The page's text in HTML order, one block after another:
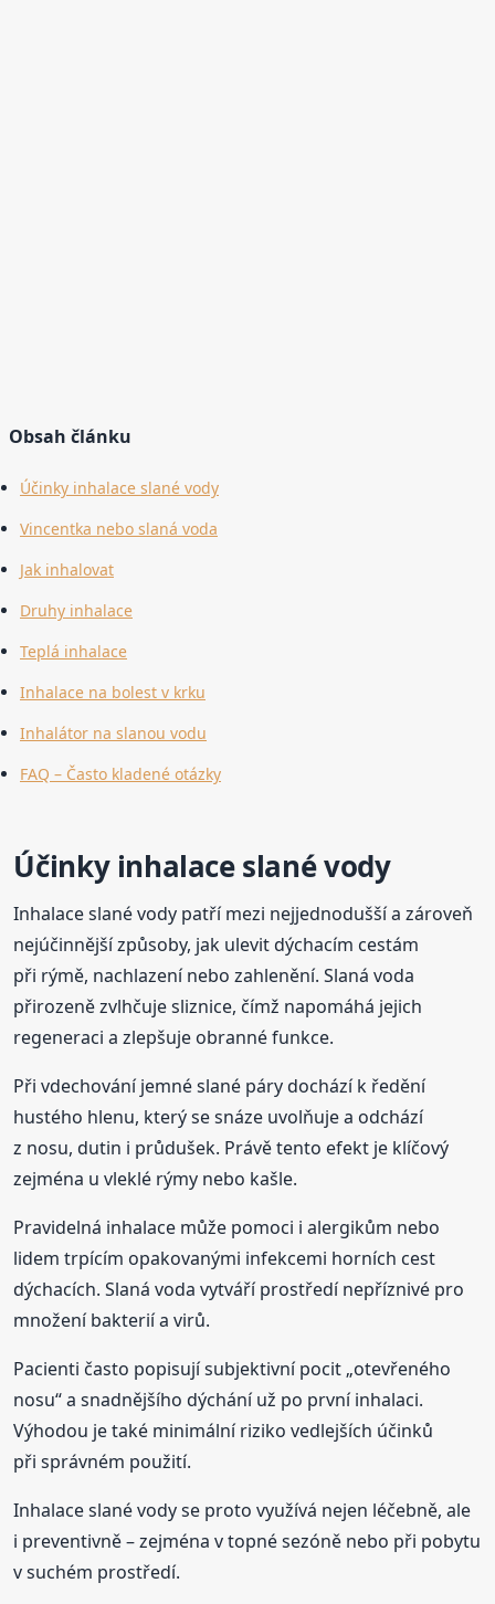
Obsah článku
Účinky inhalace slané vody
Vincentka nebo slaná voda
Jak inhalovat
Druhy inhalace
Teplá inhalace
Inhalace na bolest v krku
Inhalátor na slanou vodu
FAQ – Často kladené otázky
Účinky inhalace slané vody
Inhalace slané vody patří mezi nejjednodušší a zároveň
nejúčinnější způsoby, jak ulevit dýchacím cestám
při rýmě, nachlazení nebo zahlenění. Slaná voda
přirozeně zvlhčuje sliznice, čímž napomáhá jejich
regeneraci a zlepšuje obranné funkce.
Při vdechování jemné slané páry dochází k ředění
hustého hlenu, který se snáze uvolňuje a odchází
z nosu, dutin i průdušek. Právě tento efekt je klíčový
zejména u vleklé rýmy nebo kašle.
Pravidelná inhalace může pomoci i alergikům nebo
lidem trpícím opakovanými infekcemi horních cest
dýchacích. Slaná voda vytváří prostředí nepříznivé pro
množení bakterií a virů.
Pacienti často popisují subjektivní pocit „otevřeného
nosu“ a snadnějšího dýchání už po první inhalaci.
Výhodou je také minimální riziko vedlejších účinků
při správném použití.
Inhalace slané vody se proto využívá nejen léčebně, ale
i preventivně – zejména v topné sezóně nebo při pobytu
v suchém prostředí.